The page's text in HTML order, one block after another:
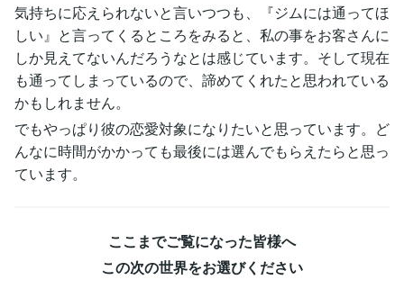
気持ちに応えられないと言いつつも、『ジムには通ってほ
しい』と言ってくるところをみると、私の事をお客さんに
しか見えてないんだろうなとは感じています。そして現在
も通ってしまっているので、諦めてくれたと思われている
かもしれません。
でもやっぱり彼の恋愛対象になりたいと思っています。ど
んなに時間がかかっても最後には選んでもらえたらと思っ
ています。
ここまでご覧になった皆様へ
この次の世界をお選びください